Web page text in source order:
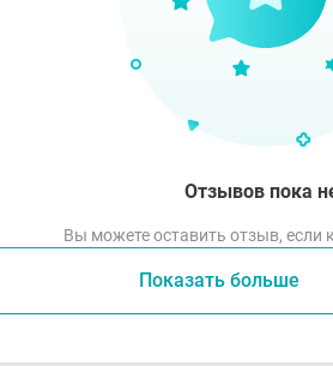
Отзывов пока
Вы можете оставить отзыв, если
Показать больше